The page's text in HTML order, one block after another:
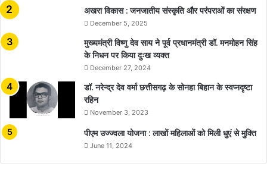
अखरा विकास : जनजातीय संस्कृति और परंपराओं का संरक्षण
December 5, 2025
मुख्यमंत्री विष्णु देव साय ने पूर्व प्रधानमंत्री डॉ. मनमोहन सिंह
के निधन पर किया दुःख व्यक्त
December 27, 2024
डॉ. नरेन्द्र देव वर्मा छत्तीसगढ़ के सोनहा बिहान के स्वप्नदृष्टा
रहिन
November 3, 2023
पीएम उज्ज्वला योजना : लाखों महिलाओं को मिली धुएं से मुक्ति
June 11, 2024